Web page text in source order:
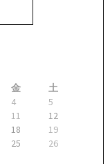
金
土
4
5
11
12
18
19
25
26